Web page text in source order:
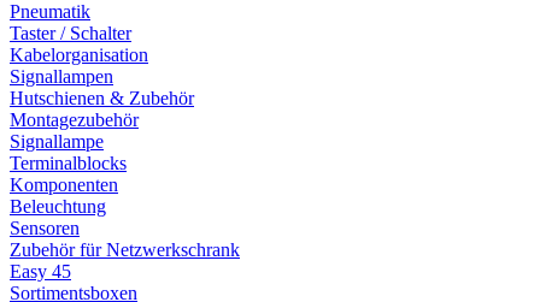
Pneumatik
Taster / Schalter
Kabelorganisation
Signallampen
Hutschienen & Zubehör
Montagezubehör
Signallampe
Terminalblocks
Komponenten
Beleuchtung
Sensoren
Zubehör für Netzwerkschrank
Easy 45
Sortimentsboxen